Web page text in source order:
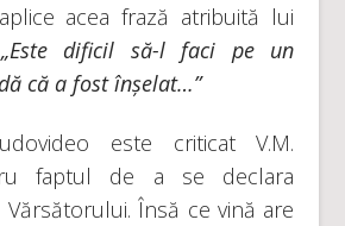
acea frază atribuită lui
„Este dificil să-l faci pe un
că a fost înșelat…”
este criticat V.M.
faptul de a se declara
Vărsătorului. Însă ce vină are